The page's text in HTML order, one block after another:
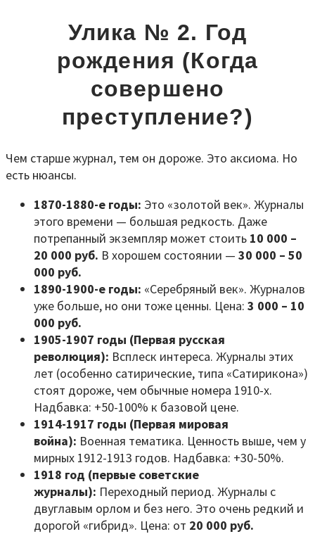
Улика № 2. Год
рождения (Когда
совершено
преступление?)
Чем старше журнал, тем он дороже. Это аксиома. Но
есть нюансы.
1870-1880-е годы: Это «золотой век». Журналы
этого времени — большая редкость. Даже
потрепанный экземпляр может стоить 10 000 –
20 000 руб. В хорошем состоянии — 30 000 – 50
000 руб.
1890-1900-е годы: «Серебряный век». Журналов
уже больше, но они тоже ценны. Цена: 3 000 – 10
000 руб.
1905-1907 годы (Первая русская
революция): Всплеск интереса. Журналы этих
лет (особенно сатирические, типа «Сатирикона»)
стоят дороже, чем обычные номера 1910-х.
Надбавка: +50-100% к базовой цене.
1914-1917 годы (Первая мировая
война): Военная тематика. Ценность выше, чем у
мирных 1912-1913 годов. Надбавка: +30-50%.
1918 год (первые советские
журналы): Переходный период. Журналы с
двуглавым орлом и без него. Это очень редкий и
дорогой «гибрид». Цена: от 20 000 руб.